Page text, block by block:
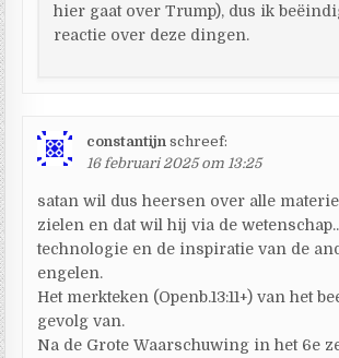
hier gaat over Trump), dus ik
reactie over deze dingen.
constantijn schreef:
16 februari 2025 om 13:25
satan wil dus heersen over alle
zielen en dat wil hij via de
technologie en de inspiratie van de
engelen.
Het merkteken (Openb.13:11+) van het
gevolg van.
Na de Grote Waarschuwing in het 6e